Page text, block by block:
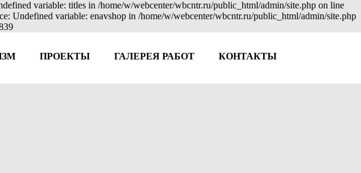
variable: titles in /home/w/webcenter/wbcntr.ru/public_html/admin/site.php on line
Undefined variable: enavshop in /home/w/webcenter/wbcntr.ru/public_html/admin/site.php
ПРОЕКТЫ ГАЛЕРЕЯ РАБОТ КОНТАКТЫ